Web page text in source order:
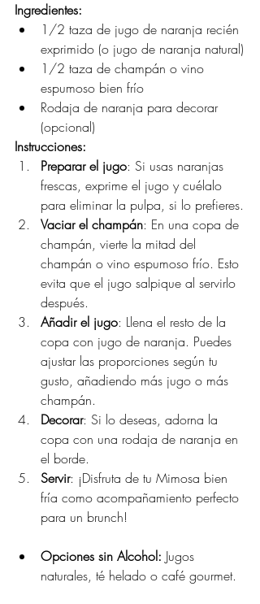
Ingredientes:
1/2 taza de jugo de naranja recién
exprimido (o jugo de naranja natural)
1/2 taza de champán o vino
espumoso bien frío
Rodaja de naranja para decorar
(opcional)
Instrucciones:
Preparar el jugo: Si usas naranjas
frescas, exprime el jugo y cuélalo
para eliminar la pulpa, si lo prefieres.
Vaciar el champán: En una copa de
champán, vierte la mitad del
champán o vino espumoso frío. Esto
evita que el jugo salpique al servirlo
después.
Añadir el jugo: Llena el resto de la
copa con jugo de naranja. Puedes
ajustar las proporciones según tu
gusto, añadiendo más jugo o más
champán.
Decorar: Si lo deseas, adorna la
copa con una rodaja de naranja en
el borde.
Servir: ¡Disfruta de tu Mimosa bien
fría como acompañamiento perfecto
para un brunch!
Opciones sin Alcohol: Jugos
naturales, té helado o café gourmet.